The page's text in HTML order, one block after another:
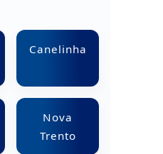
Canelinha
Nova
Trento